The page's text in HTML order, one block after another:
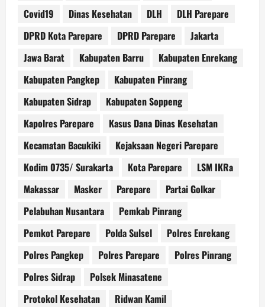
Covid19
Dinas Kesehatan DLH
DLH Parepare
DPRD Kota Parepare
DPRD Parepare
Jakarta
Jawa Barat
Kabupaten Barru
Kabupaten Enrekang
Kabupaten Pangkep
Kabupaten Pinrang
Kabupaten Sidrap
Kabupaten Soppeng
Kapolres Parepare
Kasus Dana Dinas Kesehatan
Kecamatan Bacukiki
Kejaksaan Negeri Parepare
Kodim 0735/ Surakarta
Kota Parepare
LSM IKRa
Makassar
Masker Parepare
Partai Golkar
Pelabuhan Nusantara
Pemkab Pinrang
Pemkot Parepare
Polda Sulsel
Polres Enrekang
Polres Pangkep
Polres Parepare
Polres Pinrang
Polres Sidrap
Polsek Minasatene
Protokol Kesehatan
Ridwan Kamil